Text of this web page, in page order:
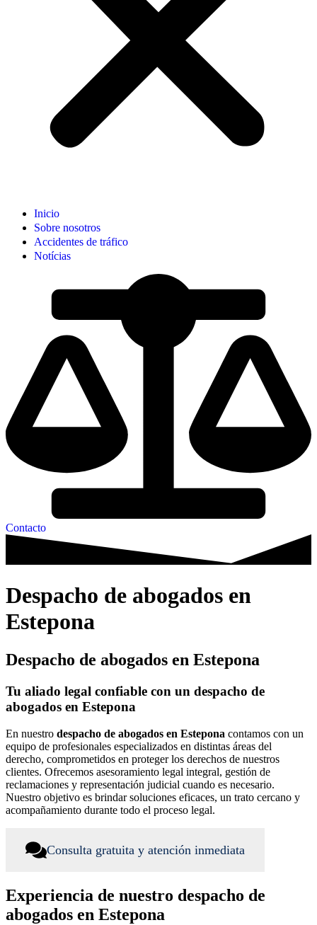
Inicio
Sobre nosotros
Accidentes de tráfico
Notícias
Contacto
Despacho de abogados en
Estepona
Despacho de abogados en Estepona
Tu aliado legal confiable con un despacho de
abogados en Estepona
En nuestro despacho de abogados en Estepona contamos con un
equipo de profesionales especializados en distintas áreas del
derecho, comprometidos en proteger los derechos de nuestros
clientes. Ofrecemos asesoramiento legal integral, gestión de
reclamaciones y representación judicial cuando es necesario.
Nuestro objetivo es brindar soluciones eficaces, un trato cercano y
acompañamiento durante todo el proceso legal.
Consulta gratuita y atención inmediata
Experiencia de nuestro despacho de
abogados en Estepona